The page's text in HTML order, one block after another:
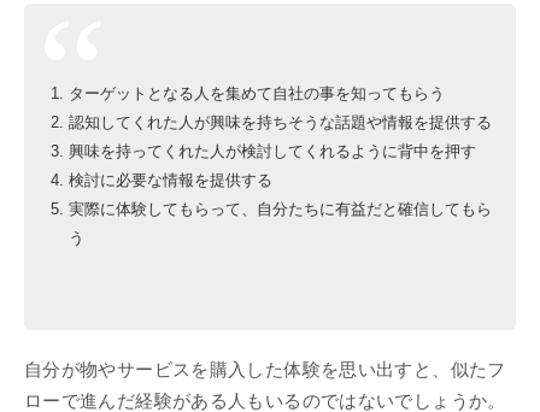
ターゲットとなる人を集めて自社の事を知ってもらう
認知してくれた人が興味を持ちそうな話題や情報を提供する
興味を持ってくれた人が検討してくれるように背中を押す
検討に必要な情報を提供する
実際に体験してもらって、自分たちに有益だと確信してもら
う
自分が物やサービスを購入した体験を思い出すと、似たフ
ローで進んだ経験がある人もいるのではないでしょうか。